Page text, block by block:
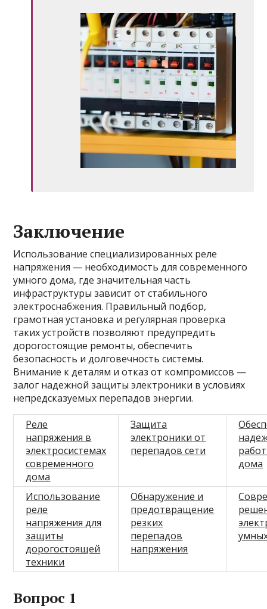
Заключение
Использование специализированных реле
напряжения — необходимость для современного
умного дома, где значительная часть
инфраструктуры зависит от стабильного
электроснабжения. Правильный подбор,
грамотная установка и регулярная проверка
таких устройств позволяют предупредить
дорогостоящие ремонты, обеспечить
безопасность и долговечность системы.
Внимание к деталям и отказ от компромиссов —
залог надежной защиты электроники в условиях
непредсказуемых перепадов энергии.
Реле
напряжения в
электросистемах
современного
дома
Защита
электроники от
перепадов сети
дома
Использование
реле
напряжения для
защиты
дорогостоящей
техники
Обнаружение и
предотвращение
резких
перепадов
напряжения
Вопрос 1